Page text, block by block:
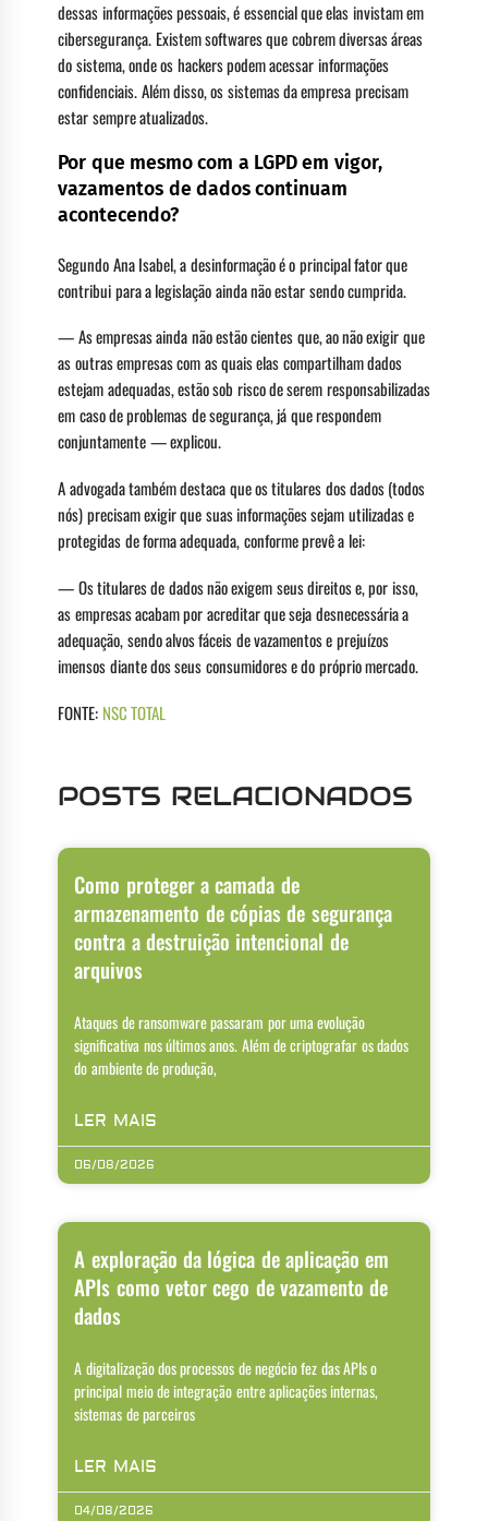
dessas informações pessoais, é essencial que elas invistam em
cibersegurança. Existem softwares que cobrem diversas áreas
do sistema, onde os hackers podem acessar informações
confidenciais. Além disso, os sistemas da empresa precisam
estar sempre atualizados.
Por que mesmo com a LGPD em vigor,
vazamentos de dados continuam
acontecendo?
Segundo Ana Isabel, a desinformação é o principal fator que
contribui para a legislação ainda não estar sendo cumprida.
— As empresas ainda não estão cientes que, ao não exigir que
as outras empresas com as quais elas compartilham dados
estejam adequadas, estão sob risco de serem responsabilizadas
em caso de problemas de segurança, já que respondem
conjuntamente — explicou.
A advogada também destaca que os titulares dos dados (todos
nós) precisam exigir que suas informações sejam utilizadas e
protegidas de forma adequada, conforme prevê a lei:
— Os titulares de dados não exigem seus direitos e, por isso,
as empresas acabam por acreditar que seja desnecessária a
adequação, sendo alvos fáceis de vazamentos e prejuízos
imensos diante dos seus consumidores e do próprio mercado.
FONTE: NSC TOTAL
POSTS RELACIONADOS
Como proteger a camada de
armazenamento de cópias de segurança
contra a destruição intencional de
arquivos
Ataques de ransomware passaram por uma evolução
significativa nos últimos anos. Além de criptografar os dados
do ambiente de produção,
LER MAIS
06/08/2026
A exploração da lógica de aplicação em
APIs como vetor cego de vazamento de
dados
A digitalização dos processos de negócio fez das APIs o
principal meio de integração entre aplicações internas,
sistemas de parceiros
LER MAIS
04/08/2026